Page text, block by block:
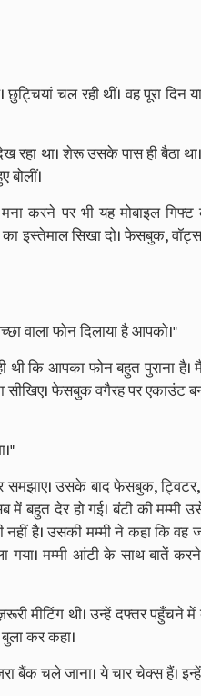
चल रही थीं। वह पूरा दिन
रहा था। शेरू उसके पास ही बैठा
करने पर भी यह मोबाइल
इस्तेमाल सिखा दो। फेसबुक,
वाला फोन दिलाया है आपको।"
थी कि आपका फोन बहुत पुराना
फेसबुक वगैरह पर एकाउंट
उसके बाद फेसबुक, ट्विटर,
में बहुत देर हो गई। बंटी की
है। उसकी मम्मी ने कहा कि वह
गया। मम्मी आंटी के साथ बातें
मीटिंग थी। उन्हें दफ्तर पहुँचने में
कर कहा।
बैंक चले जाना। ये चार चेक्स हैं।